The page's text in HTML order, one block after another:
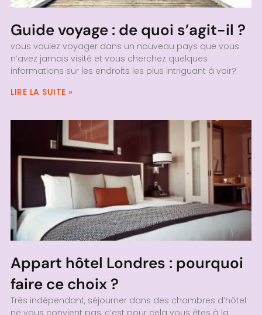
Guide voyage : de quoi s’agit-il ?
vous voulez voyager dans un nouveau pays que vous
n’avez jamais visité et vous cherchez quelques
informations sur les endroits les plus intriguant à voir?
LIRE LA SUITE »
Appart hôtel Londres : pourquoi
faire ce choix ?
Très indépendant, séjourner dans des chambres d’hôtel